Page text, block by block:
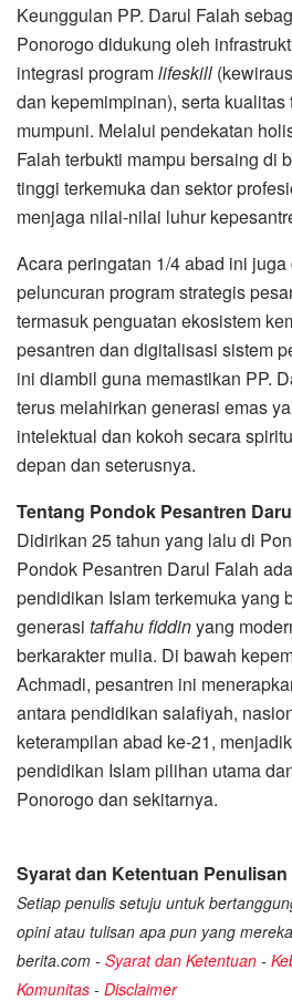
Keunggulan PP. Darul Falah
Ponorogo didukung oleh
integrasi programlifeskill
dan kepemimpinan), serta
mumpuni. Melalui pendekatan
Falah terbukti mampu bersaing di
tinggi terkemuka dan sektor
menjaga nilai-nilai luhur
Acara peringatan 1/4 abad ini
peluncuran program strategis
termasuk penguatan ekosistem
pesantren dan digitalisasi sistem
ini diambil guna memastikan PP.
terus melahirkan generasi emas
intelektual dan kokoh secara
depan dan seterusnya.
Tentang Pondok Pesantren
Didirikan 25 tahun yang lalu di
Pondok Pesantren Darul Falah
pendidikan Islam terkemuka yang
generasi taffahu fiddinyang
berkarakter mulia. Di bawah
Achmadi, pesantren ini
antara pendidikan salafiyah,
keterampilan abad ke-21,
pendidikan Islam pilihan utama
Ponorogo dan sekitarnya.
Syarat dan Ketentuan
Setiap penulis setuju untuk
opini atau tulisan apa pun yang
berita.com - Syarat dan Ketentuan -
Komunitas - Disclaimer